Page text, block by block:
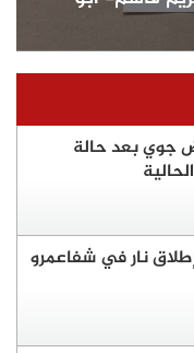
جوي بعد حالة
نار في شفاعمرو